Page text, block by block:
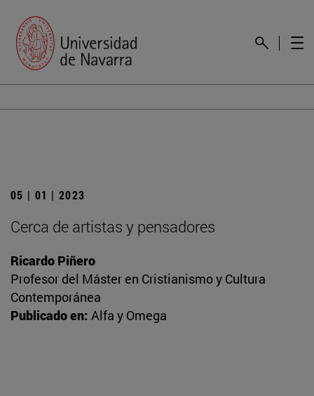
05 | 01 | 2023
Cerca de artistas y pensadores
Ricardo Piñero
Profesor del Máster en Cristianismo y Cultura
Contemporánea
Publicado en: Alfa y Omega